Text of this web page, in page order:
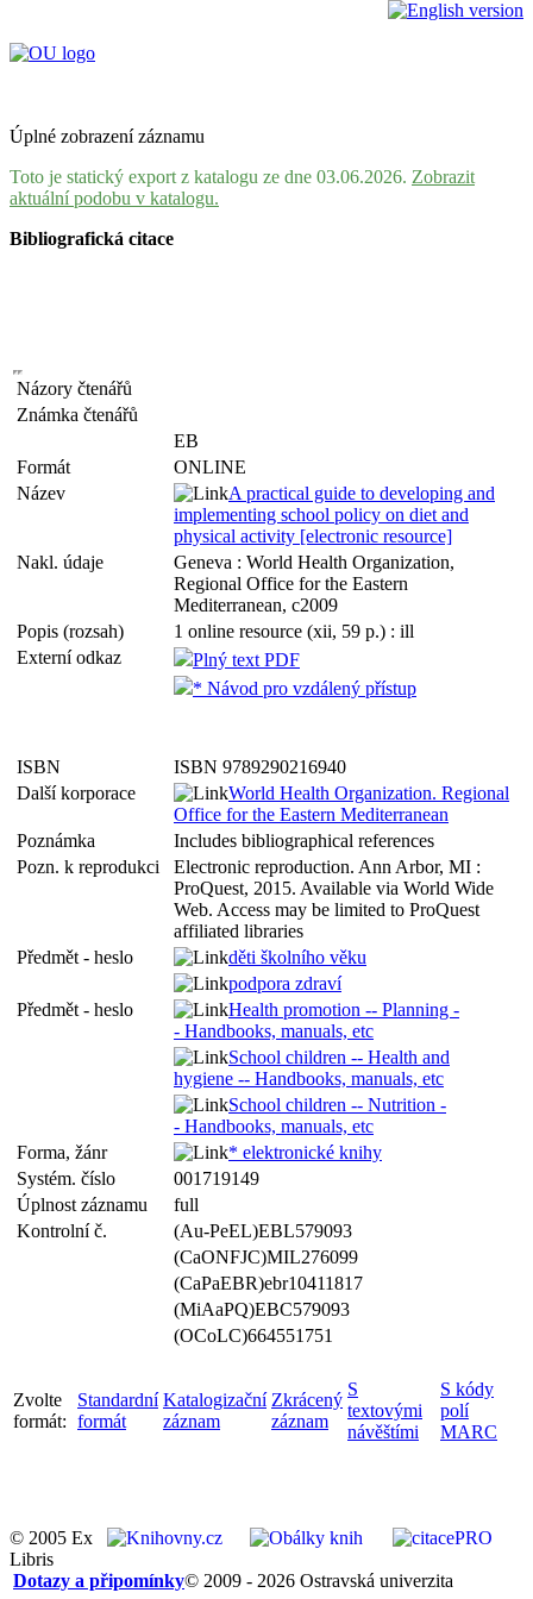
Úplné zobrazení záznamu
Toto je statický export z katalogu ze dne 03.06.2026. Zobrazit
aktuální podobu v katalogu.
Bibliografická citace
Názory čtenářů
Známka čtenářů
EB
Formát
ONLINE
Název
A practical guide to developing and
implementing school policy on diet and
physical activity [electronic resource]
Nakl. údaje
Geneva : World Health Organization,
Regional Office for the Eastern
Mediterranean, c2009
Popis (rozsah)
1 online resource (xii, 59 p.) : ill
Externí odkaz
Plný text PDF
* Návod pro vzdálený přístup
ISBN
ISBN 9789290216940
Další korporace
World Health Organization. Regional
Office for the Eastern Mediterranean
Poznámka
Includes bibliographical references
Pozn. k reprodukci
Electronic reproduction. Ann Arbor, MI :
ProQuest, 2015. Available via World Wide
Web. Access may be limited to ProQuest
affiliated libraries
Předmět - heslo
děti školního věku
podpora zdraví
Předmět - heslo
Health promotion -- Planning -
- Handbooks, manuals, etc
School children -- Health and
hygiene -- Handbooks, manuals, etc
School children -- Nutrition -
- Handbooks, manuals, etc
Forma, žánr
* elektronické knihy
Systém. číslo
001719149
Úplnost záznamu
full
Kontrolní č.
(Au-PeEL)EBL579093
(CaONFJC)MIL276099
(CaPaEBR)ebr10411817
(MiAaPQ)EBC579093
(OCoLC)664551751
Zvolte
formát:
Standardní
formát
Katalogizační
záznam
Zkrácený
záznam
S
textovými
návěštími
S kódy
polí
MARC
© 2005 Ex
Libris
© 2009 - 2026 Ostravská univerzita
Dotazy a připomínky